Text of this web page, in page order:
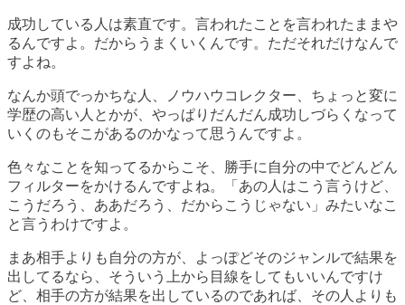
成功している人は素直です。言われたことを言われたままや
るんですよ。だからうまくいくんです。ただそれだけなんで
すよね。
なんか頭でっかちな人、ノウハウコレクター、ちょっと変に
学歴の高い人とかが、やっぱりだんだん成功しづらくなって
いくのもそこがあるのかなって思うんですよ。
色々なことを知ってるからこそ、勝手に自分の中でどんどん
フィルターをかけるんですよね。「あの人はこう言うけど、
こうだろう、ああだろう、だからこうじゃない」みたいなこ
と言うわけですよ。
まあ相手よりも自分の方が、よっぽどそのジャンルで結果を
出してるなら、そういう上から目線をしてもいいんですけ
ど、相手の方が結果を出しているのであれば、 その人よりも